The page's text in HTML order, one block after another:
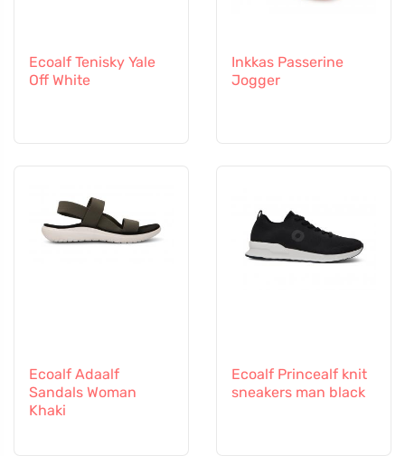
Ecoalf Tenisky Yale
Off White
Inkkas Passerine
Jogger
Ecoalf Adaalf
Sandals Woman
Khaki
Ecoalf Princealf knit
sneakers man black